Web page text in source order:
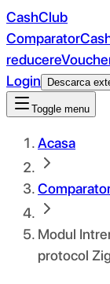
CashClub
Comparator
reducere
Login
Descarca
Toggle menu
Acasa
Modul
protocol